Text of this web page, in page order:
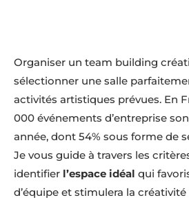
Organiser un team building
sélectionner une salle
activités artistiques prévues. En
000 événements d’entreprise
année, dont 54% sous forme de
Je vous guide à travers les
identifier l’espace idéal qui
d’équipe et stimulera la créativité